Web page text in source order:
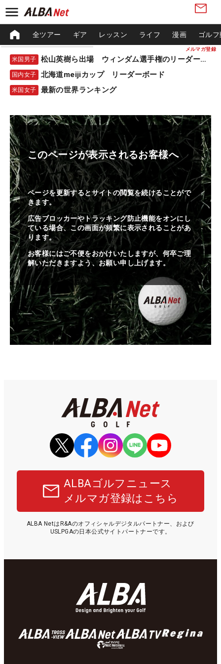
メルマガ登録
全ツアー ギア レッスン ライフ 漫画 ゴル
米国男子 松山英樹ら出場 ウィンダム選手権のリーダーボード
国内女子 北海道meijiカップ リーダーボード
米国女子 最新の世界ランキング
このページが表示されるお客様へ
ページを更新するとサイトの閲覧を続けることがで
きます。
広告ブロッカーやトラッキング防止機能をオンにし
ている場合、この画面が頻繁に表示されることがあ
ります。
お客様にはご不便をおかけいたしますが、何卒ご理
解いただきますよう、お願い申し上げます。
ALBAゴルフニュース
メルマガ登録はこちら
ALBA NetはR&Aのオフィシャルデジタルパートナー、および
USLPGAの日本公式サイトパートナーです。